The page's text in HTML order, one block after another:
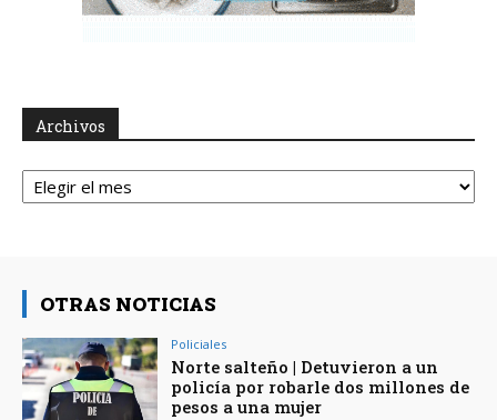
Archivos
Archivos
OTRAS NOTICIAS
Policiales
Norte salteño | Detuvieron a un
policía por robarle dos millones de
pesos a una mujer